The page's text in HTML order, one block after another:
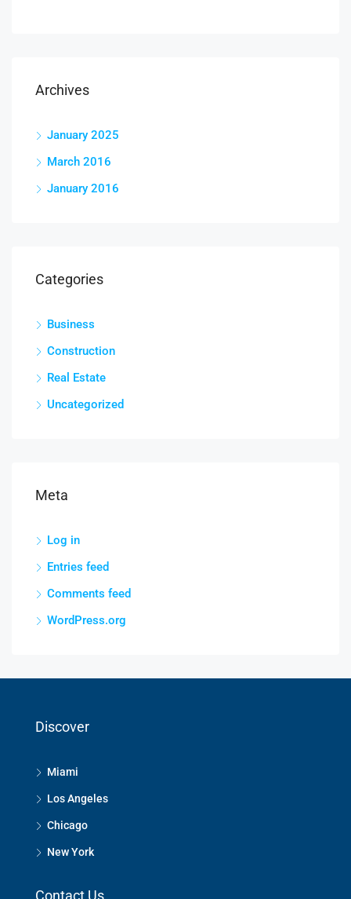
Archives
January 2025
March 2016
January 2016
Categories
Business
Construction
Real Estate
Uncategorized
Meta
Log in
Entries feed
Comments feed
WordPress.org
Discover
Miami
Los Angeles
Chicago
New York
Contact Us